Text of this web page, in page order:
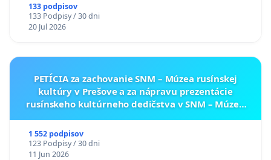
133 podpisov
133 Podpisy / 30 dni
20 Jul 2026
PETÍCIA za zachovanie SNM – Múzea rusínskej
kultúry v Prešove a za nápravu prezentácie
rusínskeho kultúrneho dedičstva v SNM – Múzeu
1 552 podpisov
123 Podpisy / 30 dni
11 Jun 2026